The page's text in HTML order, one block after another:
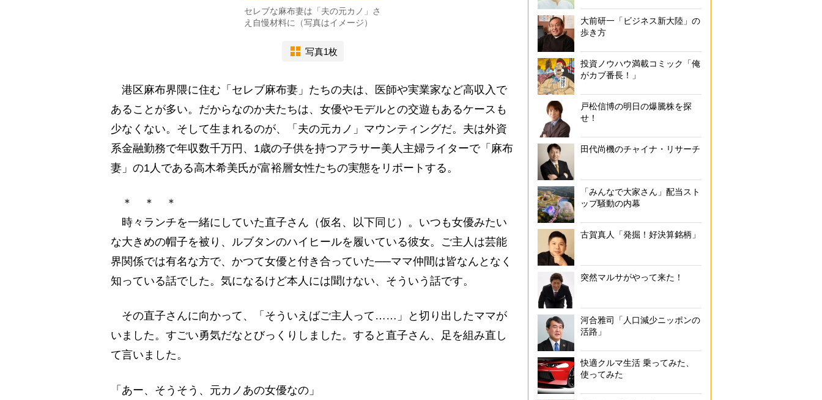
セレブな麻布妻は「夫の元カノ」さ
え自慢材料に（写真はイメージ）
写真1枚
港区麻布界隈に住む「セレブ麻布妻」たちの夫は、医師や実業家など高収入で
あることが多い。だからなのか夫たちは、女優やモデルとの交遊もあるケースも
少なくない。そして生まれるのが、「夫の元カノ」マウンティングだ。夫は外資
系金融勤務で年収数千万円、1歳の子供を持つアラサー美人主婦ライターで「麻布
妻」の1人である高木希美氏が富裕層女性たちの実態をリポートする。
＊ ＊ ＊
時々ランチを一緒にしていた直子さん（仮名、以下同じ）。いつも女優みたい
な大きめの帽子を被り、ルブタンのハイヒールを履いている彼女。ご主人は芸能
界関係では有名な方で、かつて女優と付き合っていた──ママ仲間は皆なんとなく
知っている話でした。気になるけど本人には聞けない、そういう話です。
その直子さんに向かって、「そういえばご主人って……」と切り出したママが
いました。すごい勇気だなとびっくりしました。すると直子さん、足を組み直し
て言いました。
「あー、そうそう、元カノあの女優なの」
大前研一「ビジネス新大陸」の
歩き方
投資ノウハウ満載コミック「俺
がカブ番長！」
戸松信博の明日の爆騰株を探
せ！
田代尚機のチャイナ・リサーチ
「みんなで大家さん」配当スト
ップ騒動の内幕
古賀真人「発掘！好決算銘柄」
突然マルサがやって来た！
河合雅司「人口減少ニッポンの
活路」
快適クルマ生活 乗ってみた、
使ってみた